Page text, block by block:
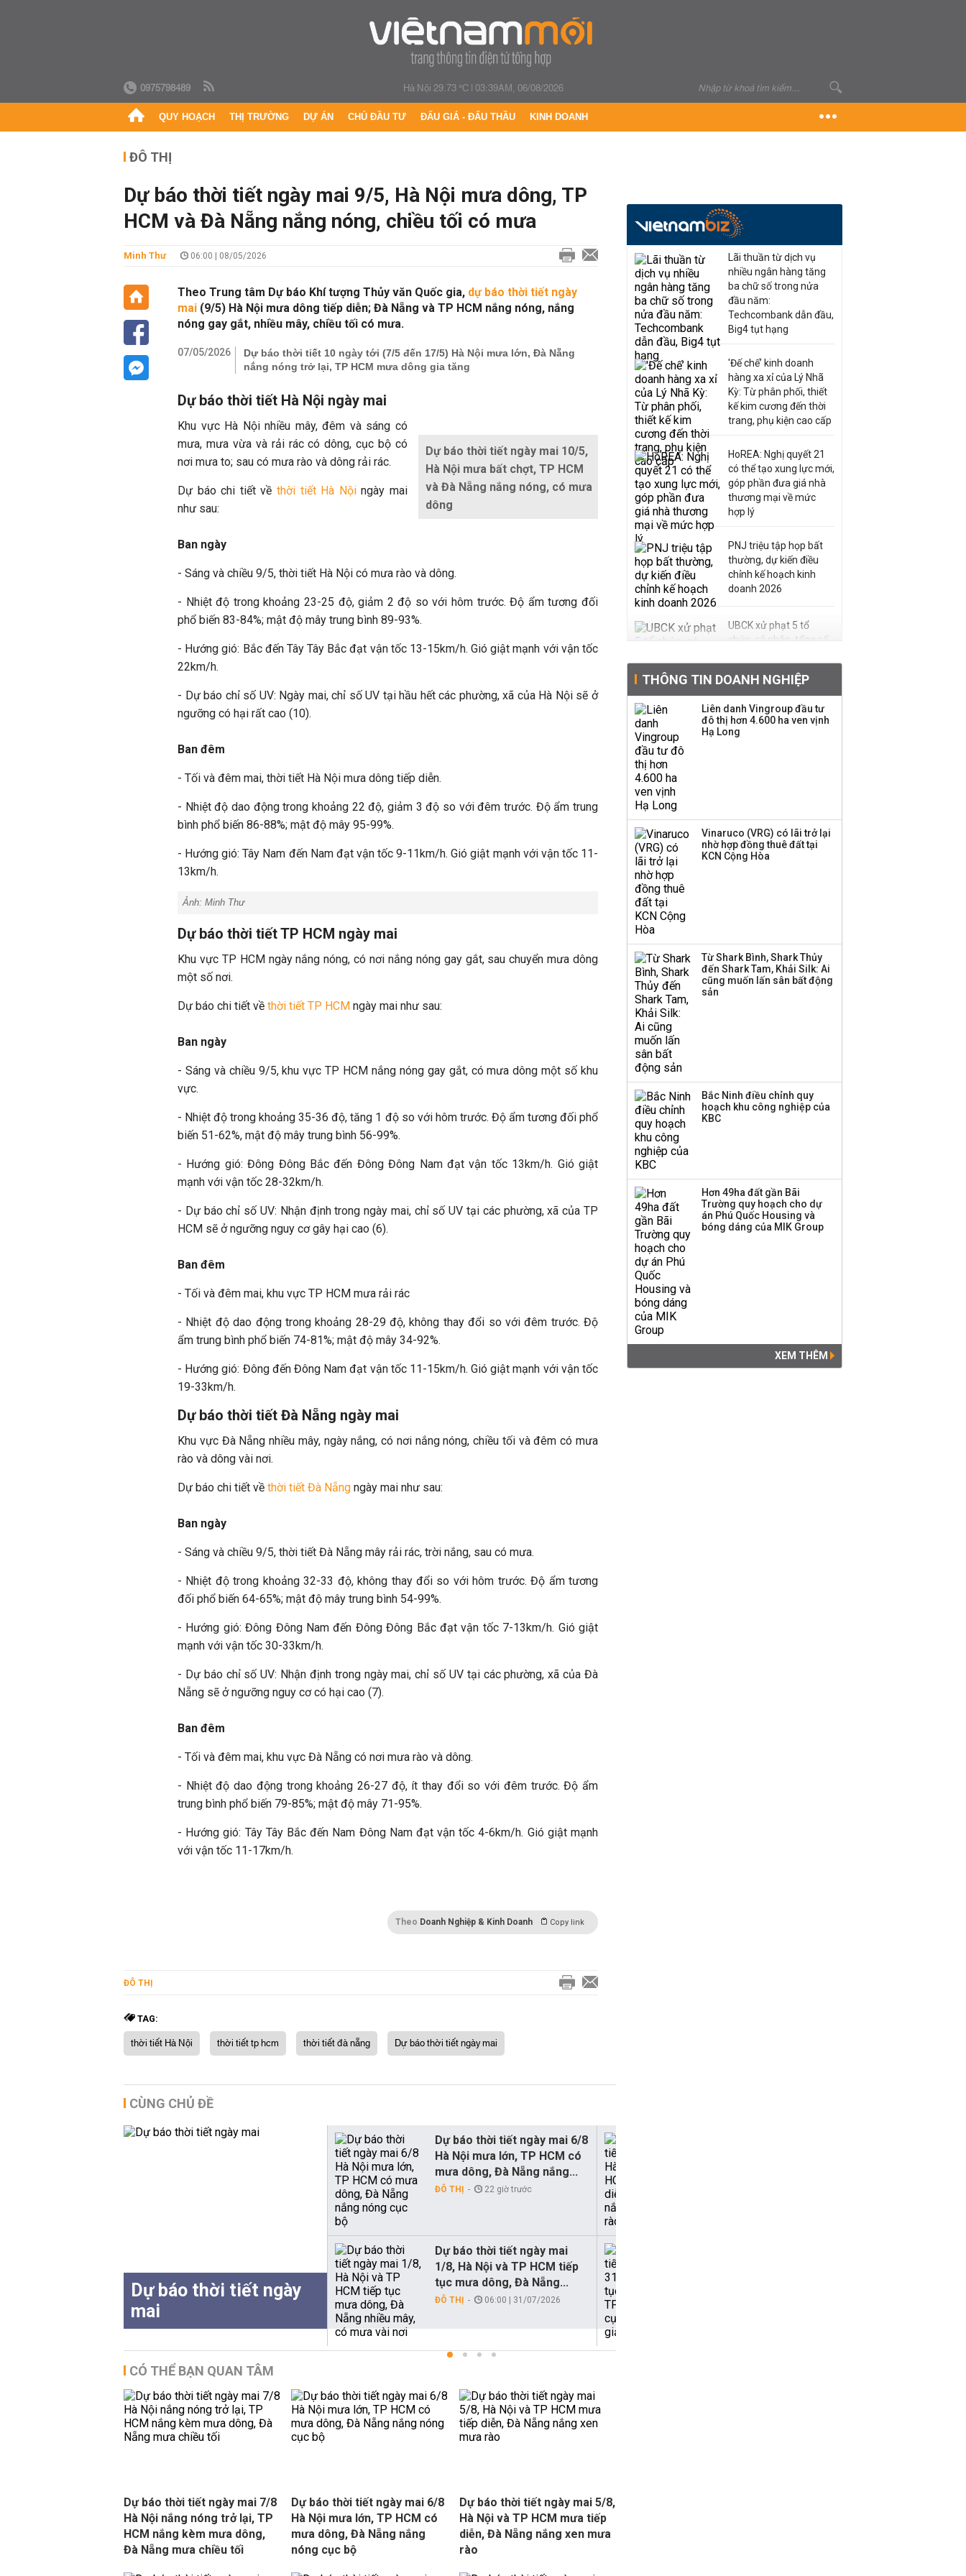
0975798489 Hà Nội 29.73 °C|03:39AM, 06/08/2026
QUY HOẠCH THỊ TRƯỜNG DỰ ÁN CHỦ ĐẦU TƯ ĐẤU GIÁ - ĐẤU THẦU KINH DOANH
ĐÔ THỊ
Dự báo thời tiết ngày mai 9/5, Hà Nội mưa dông, TP
HCM và Đà Nẵng nắng nóng, chiều tối có mưa
Minh Thư 06:00 | 08/05/2026
Theo Trung tâm Dự báo Khí tượng Thủy văn Quốc gia, dự báo thời tiết ngày
mai (9/5) Hà Nội mưa dông tiếp diễn; Đà Nẵng và TP HCM nắng nóng, nắng
nóng gay gắt, nhiều mây, chiều tối có mưa.
07/05/2026
Dự báo thời tiết 10 ngày tới (7/5 đến 17/5) Hà Nội mưa lớn, Đà Nẵng
nắng nóng trở lại, TP HCM mưa dông gia tăng
Dự báo thời tiết Hà Nội ngày mai
Dự báo thời tiết ngày mai 10/5,
Hà Nội mưa bất chợt, TP HCM
và Đà Nẵng nắng nóng, có mưa
dông
Khu vực Hà Nội nhiều mây, đêm và sáng có
mưa, mưa vừa và rải rác có dông, cục bộ có
nơi mưa to; sau có mưa rào và dông rải rác.
Dự báo chi tiết về thời tiết Hà Nộingày mai
như sau:
Ban ngày
- Sáng và chiều 9/5, thời tiết Hà Nội có mưa rào và dông.
- Nhiệt độ trong khoảng 23-25 độ, giảm 2 độ so với hôm trước. Độ ẩm tương đối
phổ biến 83-84%; mật độ mây trung bình 89-93%.
- Hướng gió: Bắc đến Tây Tây Bắc đạt vận tốc 13-15km/h. Gió giật mạnh với vận tốc
22km/h.
- Dự báo chỉ số UV: Ngày mai, chỉ số UV tại hầu hết các phường, xã của Hà Nội sẽ ở
ngưỡng có hại rất cao (10).
Ban đêm
- Tối và đêm mai, thời tiết Hà Nội mưa dông tiếp diễn.
- Nhiệt độ dao động trong khoảng 22 độ, giảm 3 độ so với đêm trước. Độ ẩm trung
bình phổ biến 86-88%; mật độ mây 95-99%.
- Hướng gió: Tây Nam đến Nam đạt vận tốc 9-11km/h. Gió giật mạnh với vận tốc 11-
13km/h.
Ảnh: Minh Thư
Dự báo thời tiết TP HCM ngày mai
Khu vực TP HCM ngày nắng nóng, có nơi nắng nóng gay gắt, sau chuyển mưa dông
một số nơi.
Dự báo chi tiết về thời tiết TP HCM ngày mai như sau:
Ban ngày
- Sáng và chiều 9/5, khu vực TP HCM nắng nóng gay gắt, có mưa dông một số khu
vực.
- Nhiệt độ trong khoảng 35-36 độ, tăng 1 độ so với hôm trước. Độ ẩm tương đối phổ
biến 51-62%, mật độ mây trung bình 56-99%.
- Hướng gió: Đông Đông Bắc đến Đông Đông Nam đạt vận tốc 13km/h. Gió giật
mạnh với vận tốc 28-32km/h.
- Dự báo chỉ số UV: Nhận định trong ngày mai, chỉ số UV tại các phường, xã của TP
HCM sẽ ở ngưỡng nguy cơ gây hại cao (6).
Ban đêm
- Tối và đêm mai, khu vực TP HCM mưa rải rác
- Nhiệt độ dao động trong khoảng 28-29 độ, không thay đổi so với đêm trước. Độ
ẩm trung bình phổ biến 74-81%; mật độ mây 34-92%.
- Hướng gió: Đông đến Đông Nam đạt vận tốc 11-15km/h. Gió giật mạnh với vận tốc
19-33km/h.
Dự báo thời tiết Đà Nẵng ngày mai
Khu vực Đà Nẵng nhiều mây, ngày nắng, có nơi nắng nóng, chiều tối và đêm có mưa
rào và dông vài nơi.
Dự báo chi tiết về thời tiết Đà Nẵng ngày mai như sau:
Ban ngày
- Sáng và chiều 9/5, thời tiết Đà Nẵng mây rải rác, trời nắng, sau có mưa.
- Nhiệt độ trong khoảng 32-33 độ, không thay đổi so với hôm trước. Độ ẩm tương
đối phổ biến 64-65%; mật độ mây trung bình 54-99%.
- Hướng gió: Đông Đông Nam đến Đông Đông Bắc đạt vận tốc 7-13km/h. Gió giật
mạnh với vận tốc 30-33km/h.
- Dự báo chỉ số UV: Nhận định trong ngày mai, chỉ số UV tại các phường, xã của Đà
Nẵng sẽ ở ngưỡng nguy cơ có hại cao (7).
Ban đêm
- Tối và đêm mai, khu vực Đà Nẵng có nơi mưa rào và dông.
- Nhiệt độ dao động trong khoảng 26-27 độ, ít thay đổi so với đêm trước. Độ ẩm
trung bình phổ biến 79-85%; mật độ mây 71-95%.
- Hướng gió: Tây Tây Bắc đến Nam Đông Nam đạt vận tốc 4-6km/h. Gió giật mạnh
với vận tốc 11-17km/h.
Theo Doanh Nghiệp & Kinh Doanh Copy link
ĐÔ THỊ
TAG:
thời tiết Hà Nội thời tiết tp hcm thời tiết đà nẵng Dự báo thời tiết ngày mai
CÙNG CHỦ ĐỀ
Dự báo thời tiết ngày
mai
Dự báo thời tiết ngày mai 6/8
Hà Nội mưa lớn, TP HCM có
mưa dông, Đà Nẵng nắng...
ĐÔ THỊ 22 giờ trước
Dự báo thời tiết ngày mai
1/8, Hà Nội và TP HCM tiếp
tục mưa dông, Đà Nẵng...
ĐÔ THỊ 06:00 | 31/07/2026
CÓ THỂ BẠN QUAN TÂM
Dự báo thời tiết ngày mai 7/8
Hà Nội nắng nóng trở lại, TP
HCM nắng kèm mưa dông,
Đà Nẵng mưa chiều tối
Dự báo thời tiết ngày mai 6/8
Hà Nội mưa lớn, TP HCM có
mưa dông, Đà Nẵng nắng
nóng cục bộ
Dự báo thời tiết ngày mai 5/8,
Hà Nội và TP HCM mưa tiếp
diễn, Đà Nẵng nắng xen mưa
rào
Lãi thuần từ dịch vụ
nhiều ngân hàng tăng
ba chữ số trong nửa
đầu năm:
Techcombank dẫn đầu,
Big4 tụt hạng
'Đế chế’ kinh doanh
hàng xa xỉ của Lý Nhã
Kỳ: Từ phân phối, thiết
kế kim cương đến thời
trang, phụ kiện cao cấp
HoREA: Nghị quyết 21
có thể tạo xung lực mới,
góp phần đưa giá nhà
thương mại về mức
hợp lý
PNJ triệu tập họp bất
thường, dự kiến điều
chỉnh kế hoạch kinh
doanh 2026
UBCK xử phạt 5 tổ
chức, cá nhân, tổng số
Kinh Bắc dự kiến cho
thuê tối thiểu 100 ha
đất công nghiệp trong
doanh nghiệp Mỹ
Keppel ký thỏa thuận
Sacombank phát hành
ba đợt trái phiếu thu về
hơn 3.600 tỷ, lãi suất
trả lên tới 10%/năm
THÔNG TIN DOANH NGHIỆP
Liên danh Vingroup đầu tư
đô thị hơn 4.600 ha ven vịnh
Hạ Long
Vinaruco (VRG) có lãi trở lại
nhờ hợp đồng thuê đất tại
KCN Cộng Hòa
Từ Shark Bình, Shark Thủy
đến Shark Tam, Khải Silk: Ai
cũng muốn lấn sân bất động
sản
Bắc Ninh điều chỉnh quy
hoạch khu công nghiệp của
KBC
Hơn 49ha đất gần Bãi
Trường quy hoạch cho dự
án Phú Quốc Housing và
bóng dáng của MIK Group
XEM THÊM